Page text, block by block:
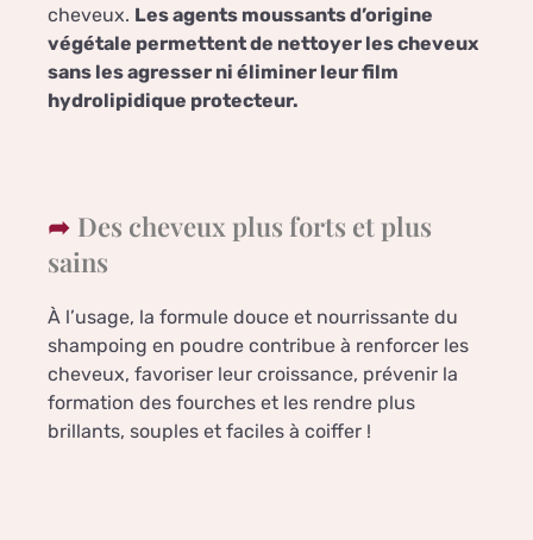
cheveux. Les agents moussants d’origine
végétale permettent de nettoyer les cheveux
sans les agresser ni éliminer leur film
hydrolipidique protecteur.
Des cheveux plus forts et plus
sains
À l’usage, la formule douce et nourrissante du
shampoing en poudre contribue à renforcer les
cheveux, favoriser leur croissance, prévenir la
formation des fourches et les rendre plus
brillants, souples et faciles à coiffer !